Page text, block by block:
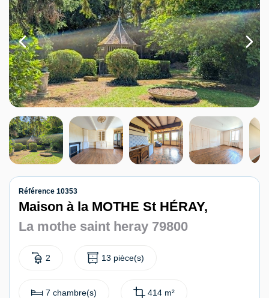
Agences
Gestion
Contact
Référence 10353
Maison à la MOTHE St HÉRAY,
La mothe saint heray 79800
2 13 pièce(s)
7 chambre(s) 414 m²